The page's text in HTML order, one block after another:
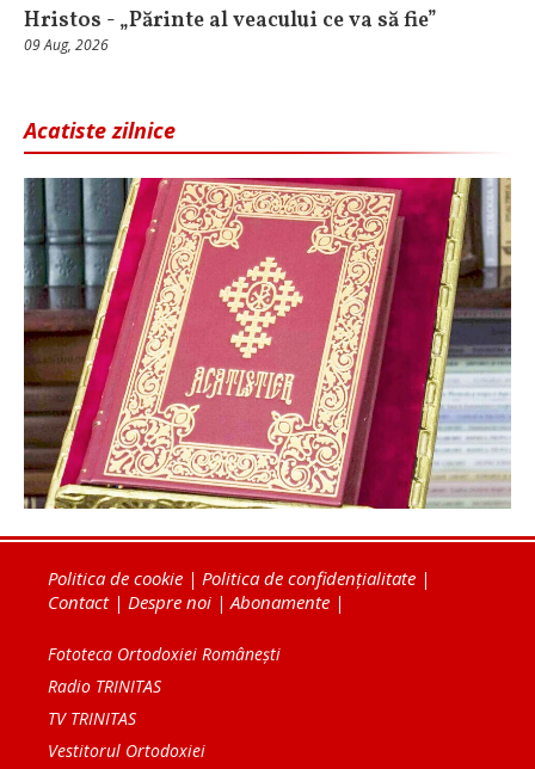
Hristos - „Părinte al veacului ce va să fie”
09 Aug, 2026
Acatiste zilnice
Politica de cookie | Politica de confidențialitate |
Contact| Despre noi | Abonamente |
Fototeca Ortodoxiei Românești
Radio TRINITAS
TV TRINITAS
Vestitorul Ortodoxiei